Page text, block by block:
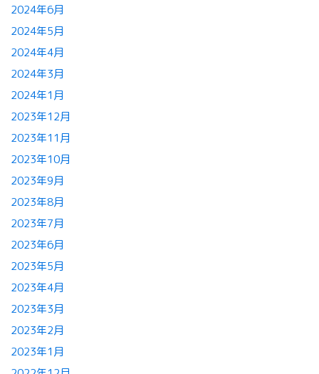
2024年6月
2024年5月
2024年4月
2024年3月
2024年1月
2023年12月
2023年11月
2023年10月
2023年9月
2023年8月
2023年7月
2023年6月
2023年5月
2023年4月
2023年3月
2023年2月
2023年1月